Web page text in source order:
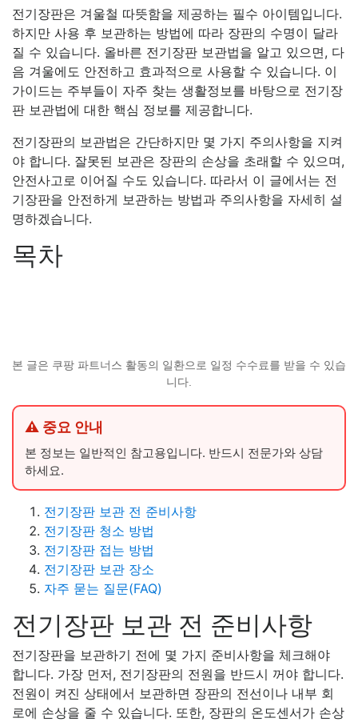
전기장판은 겨울철 따뜻함을 제공하는 필수 아이템입니다.
하지만 사용 후 보관하는 방법에 따라 장판의 수명이 달라
질 수 있습니다. 올바른 전기장판 보관법을 알고 있으면, 다
음 겨울에도 안전하고 효과적으로 사용할 수 있습니다. 이
가이드는 주부들이 자주 찾는 생활정보를 바탕으로 전기장
판 보관법에 대한 핵심 정보를 제공합니다.
전기장판의 보관법은 간단하지만 몇 가지 주의사항을 지켜
야 합니다. 잘못된 보관은 장판의 손상을 초래할 수 있으며,
안전사고로 이어질 수도 있습니다. 따라서 이 글에서는 전
기장판을 안전하게 보관하는 방법과 주의사항을 자세히 설
명하겠습니다.
목차
본 글은 쿠팡 파트너스 활동의 일환으로 일정 수수료를 받을 수 있습
니다.
⚠ 중요 안내
본 정보는 일반적인 참고용입니다. 반드시 전문가와 상담
하세요.
전기장판 보관 전 준비사항
전기장판 청소 방법
전기장판 접는 방법
전기장판 보관 장소
자주 묻는 질문(FAQ)
전기장판 보관 전 준비사항
전기장판을 보관하기 전에 몇 가지 준비사항을 체크해야
합니다. 가장 먼저, 전기장판의 전원을 반드시 꺼야 합니다.
전원이 켜진 상태에서 보관하면 장판의 전선이나 내부 회
로에 손상을 줄 수 있습니다. 또한, 장판의 온도센서가 손상